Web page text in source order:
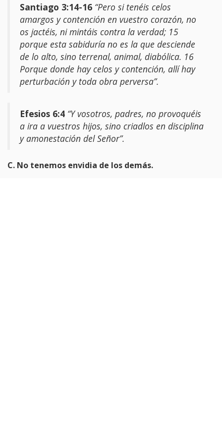
Santiago 3:14-16 “Pero si tenéis celos
amargos y contención en vuestro corazón, no
os jactéis, ni mintáis contra la verdad; 15
porque esta sabiduría no es la que desciende
de lo alto, sino terrenal, animal, diabólica. 16
Porque donde hay celos y contención, allí hay
perturbación y toda obra perversa”.
Efesios 6:4 “Y vosotros, padres, no provoquéis
a ira a vuestros hijos, sino criadlos en disciplina
y amonestación del Señor”.
C. No tenemos envidia de los demás.